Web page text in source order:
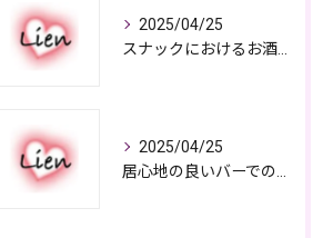
2025/04/25
2025/04/25